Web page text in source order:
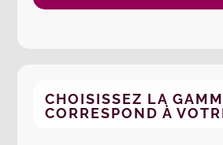
CHOISISSEZ LA
CORRESPOND À